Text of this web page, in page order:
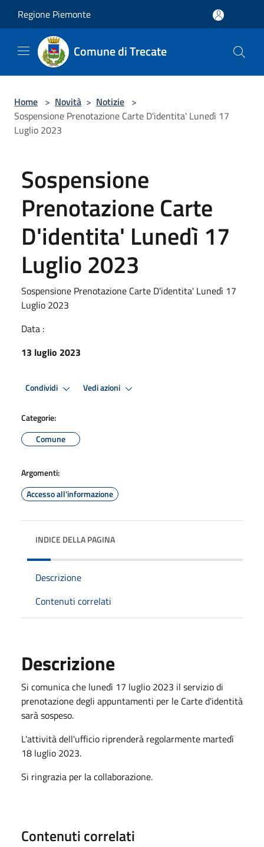
Regione Piemonte
Comune di Trecate
Home > Novità > Notizie >
Sospensione Prenotazione Carte D'identita' Lunedì 17
Luglio 2023
Sospensione
Prenotazione Carte
D'identita' Lunedì 17
Luglio 2023
Sospensione Prenotazione Carte D'identita' Lunedì 17
Luglio 2023
Data :
13 luglio 2023
Condividi Vedi azioni
Categorie:
Comune
Argomenti:
Accesso all'informazione
INDICE DELLA PAGINA
Descrizione
Contenuti correlati
Descrizione
Si comunica che lunedì 17 luglio 2023 il servizio di
prenotazione degli appuntamenti per le Carte d'identità
sarà sospeso.
L'attività dell'ufficio riprenderà regolarmente martedì
18 luglio 2023.
Si ringrazia per la collaborazione.
Contenuti correlati